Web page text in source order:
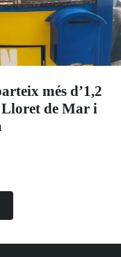
més d’1,2
de Mar i